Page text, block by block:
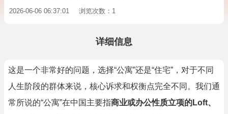
2026-06-06 06:37:01 浏览次数：1
详细信息
这是一个非常好的问题，选择“公寓”还是“住宅”，对于不同
人生阶段的群体来说，核心诉求和权衡点完全不同。我们通
常所说的“公寓”在中国主要指商业或办公性质立项的Loft、